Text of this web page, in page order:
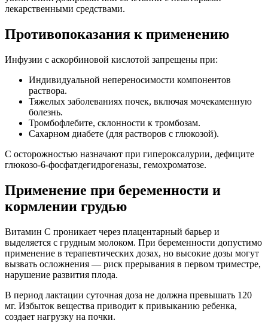
лекарственными средствами.
Противопоказания к применению
Инфузии с аскорбиновой кислотой запрещены при:
Индивидуальной непереносимости компонентов
раствора.
Тяжелых заболеваниях почек, включая мочекаменную
болезнь.
Тромбофлебите, склонности к тромбозам.
Сахарном диабете (для растворов с глюкозой).
С осторожностью назначают при гипероксалурии, дефиците
глюкозо-6-фосфатдегидрогеназы, гемохроматозе.
Применение при беременности и
кормлении грудью
Витамин С проникает через плацентарный барьер и
выделяется с грудным молоком. При беременности допустимо
применение в терапевтических дозах, но высокие дозы могут
вызвать осложнения — риск прерывания в первом триместре,
нарушение развития плода.
В период лактации суточная доза не должна превышать 120
мг. Избыток вещества приводит к привыканию ребенка,
создает нагрузку на почки.